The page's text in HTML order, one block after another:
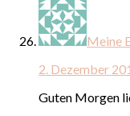
Meine
2. Dezember
Guten Morgen